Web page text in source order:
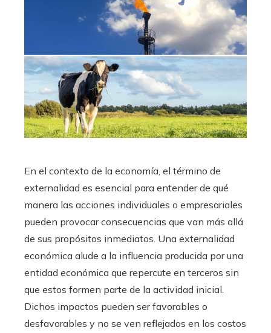
En el contexto de la economía, el término de
externalidad es esencial para entender de qué
manera las acciones individuales o empresariales
pueden provocar consecuencias que van más allá
de sus propósitos inmediatos. Una externalidad
económica alude a la influencia producida por una
entidad económica que repercute en terceros sin
que estos formen parte de la actividad inicial.
Dichos impactos pueden ser favorables o
desfavorables y no se ven reflejados en los costos